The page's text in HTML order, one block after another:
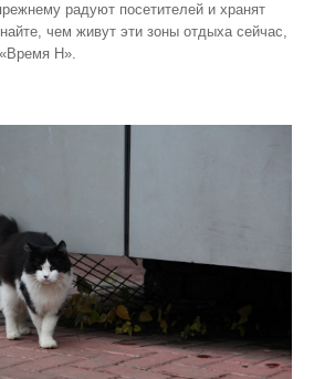
радуют посетителей и хранят
чем живут эти зоны отдыха сейчас,
Н».